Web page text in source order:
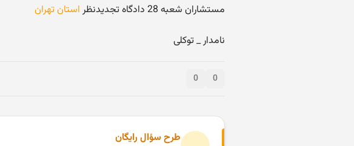
مستشاران شعبه 28 دادگاه تجدیدنظر استان تهران
نامدار _ توکلی
0
0
طرح سؤال رایگان